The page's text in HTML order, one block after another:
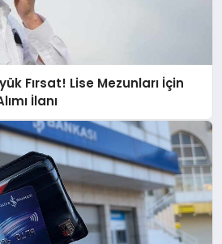
Fırsat! Lise Mezunları İçin
İlanı